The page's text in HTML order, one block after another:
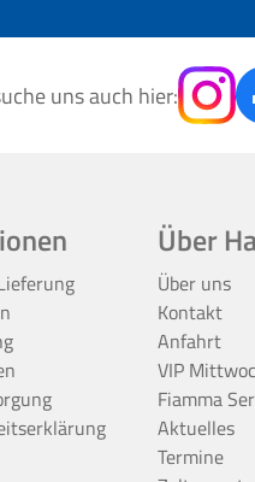
uns auch hier:
Über
Über uns
Kontakt
Anfahrt
VIP
Fiamma
Aktuelles
Termine